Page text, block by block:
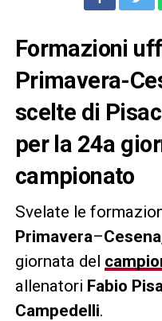
Formazioni
Primavera-
scelte di
per la 24a
campionato
Svelate le
Primavera–Cesena
giornata del
allenatori Fabio
Campedelli.